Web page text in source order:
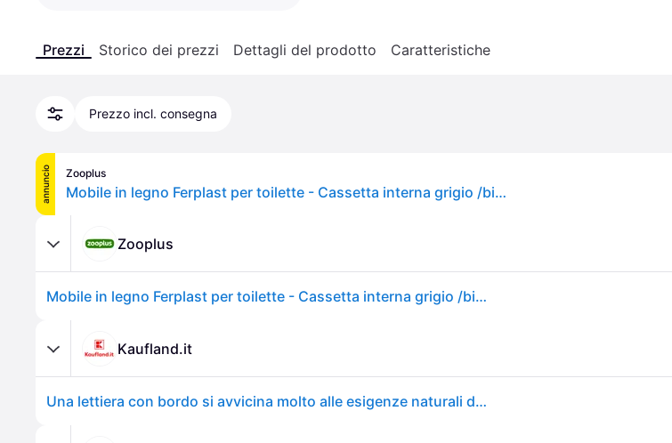
Prezzi Storico dei prezzi Dettagli del prodotto Caratteristiche
Prezzo incl. consegna
annuncio Zooplus
Mobile in legno Ferplast per toilette - Cassetta interna grigio /bianco L42 x P32 x H12 cm
Zooplus
Mobile in legno Ferplast per toilette - Cassetta interna grigio /bianco L42 x P32 x H12 cm
Kaufland.it
Una lettiera con bordo si avvicina molto alle esigenze naturali del gatto. I gatti amano tenere sotto controllo l'ambiente circostante, anche quando fanno i loro bisogni, in modo da poter fuggire immediatamente se necessario. "Iriz" è dotata di bordo.